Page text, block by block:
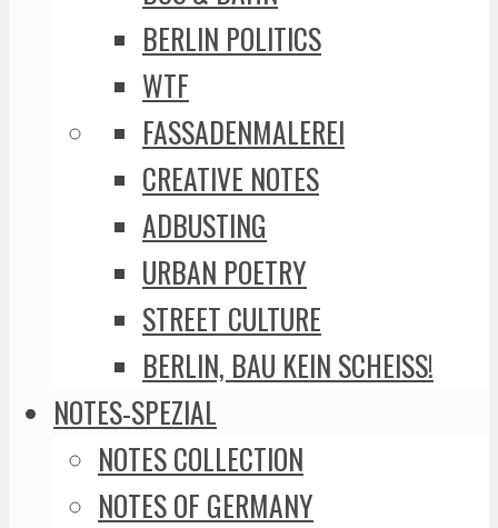
BERLIN POLITICS
WTF
FASSADENMALEREI
CREATIVE NOTES
ADBUSTING
URBAN POETRY
STREET CULTURE
BERLIN, BAU KEIN SCHEISS!
NOTES-SPEZIAL
NOTES COLLECTION
NOTES OF GERMANY